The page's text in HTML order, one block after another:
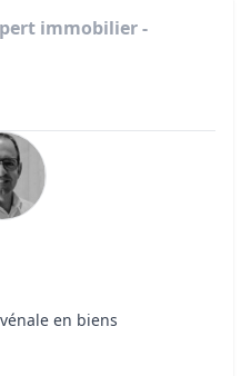
immobilier -
en biens